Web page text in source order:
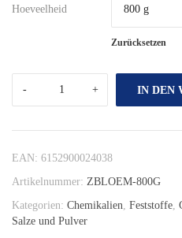
Hoeveelheid
Zurücksetzen
IN DEN
EAN: 6152900024038
Artikelnummer: ZBLOEM-800G
Kategorien: Chemikalien, Feststoffe,
Salze und Pulver